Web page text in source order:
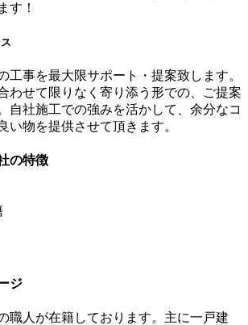
す！
工事を最大限サポート・提案致します。
わせて限りなく寄り添う形での、ご提案
自社施工での強みを活かして、余分なコ
い物を提供させて頂きます。
の特徴
ジ
職人が在籍しております。主に一戸建